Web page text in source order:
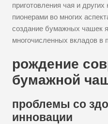
приготовления чая и
пионерами во многих
создание бумажных чашек
многочисленных вкладов в
рождение
бумажной
проблемы со
инновации